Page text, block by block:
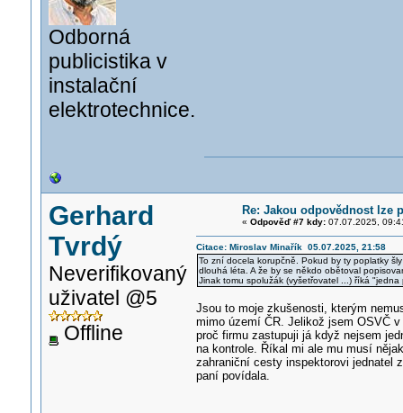
Odborná
publicistika v
instalační
elektrotechnice.
Gerhard
Tvrdý
Neverifikovaný
uživatel @5
Offline
Re: Jakou odpovědnost lze
« Odpověď #7 kdy:07.07.2025,
Citace: Miroslav Minařík 05.07.2025, 21:58
To zní docela korupčně. Pokud by ty poplatky
dlouhá léta. A že by se někdo obětoval
Jinak tomu spolužák (vyšetřovatel ...) říká
Jsou to moje zkušenosti, kterým
mimo území ČR. Jelikož jsem OSVČ
proč firmu zastupuji já když nejsem
na kontrole. Říkal mi ale mu musí
zahraniční cesty inspektorovi jednatel
paní povídala.